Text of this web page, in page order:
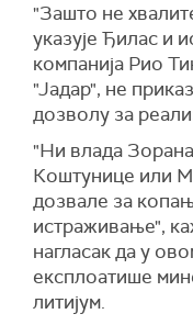
"Зашто не
указује Ђилас и
компанија Рио
"Јадар", не
дозволу за
"Ни влада
Коштунице или
дозвале за
истраживање",
нагласак да у
експлоатише
литијум.